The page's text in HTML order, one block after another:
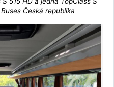
Česká republika